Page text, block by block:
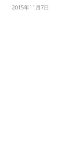
2015年11月7日